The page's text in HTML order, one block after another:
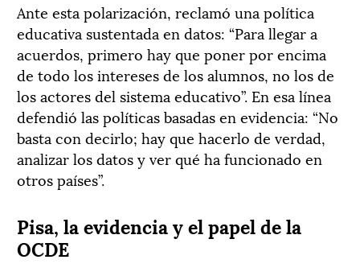
Ante esta polarización, reclamó una política
educativa sustentada en datos: “Para llegar a
acuerdos, primero hay que poner por encima
de todo los intereses de los alumnos, no los de
los actores del sistema educativo”. En esa línea
defendió las políticas basadas en evidencia: “No
basta con decirlo; hay que hacerlo de verdad,
analizar los datos y ver qué ha funcionado en
otros países”.
Pisa, la evidencia y el papel de la
OCDE